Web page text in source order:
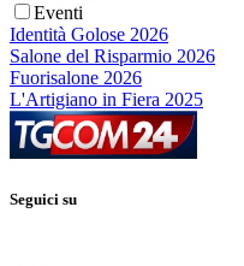
Eventi
Identità Golose 2026
Salone del Risparmio 2026
Fuorisalone 2026
L'Artigiano in Fiera 2025
Seguici su